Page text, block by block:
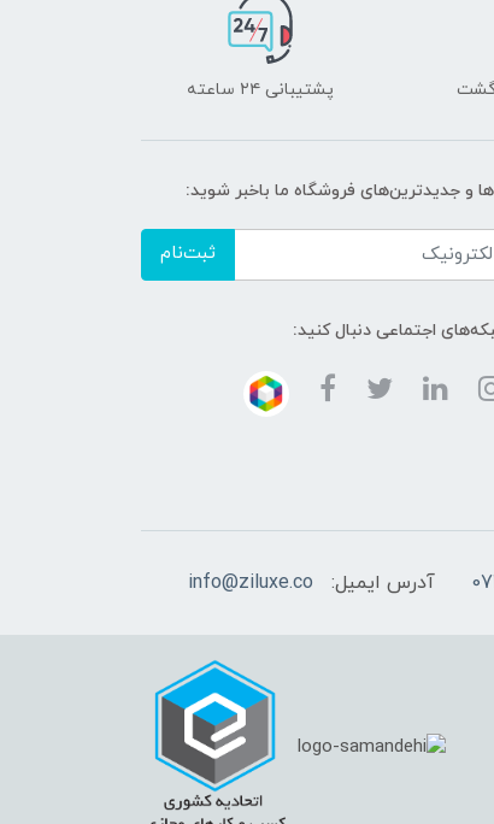
پشتیبانی ۲۴ ساعته
و جدیدترین‌های فروشگاه ما باخبر شوید:
ثبت‌نام
اجتماعی دنبال کنید:
آدرس ایمیل: info@ziluxe.co